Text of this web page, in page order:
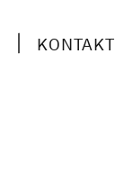
KONTAKT